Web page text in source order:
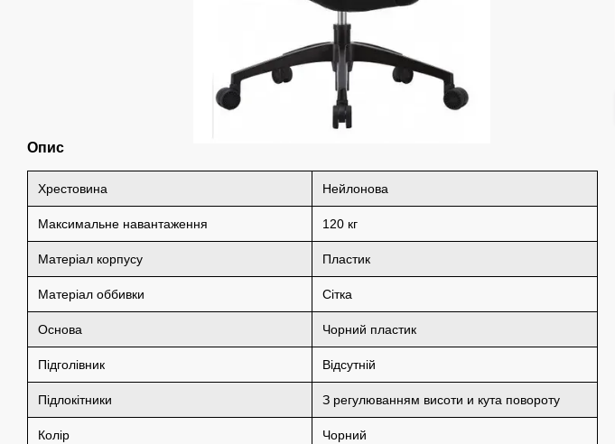
Опис
Хрестовина Нейлонова
Максимальне навантаження 120 кг
Матеріал корпусу Пластик
Матеріал оббивки Сітка
Основа Чорний пластик
Підголівник Відсутній
Підлокітники З регулюванням висоти и кута повороту
Колір Чорний